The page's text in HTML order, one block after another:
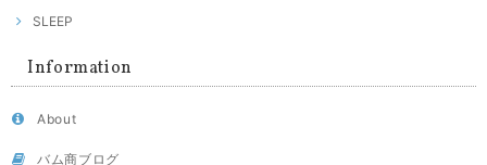
SLEEP
Information
About
バム商ブログ